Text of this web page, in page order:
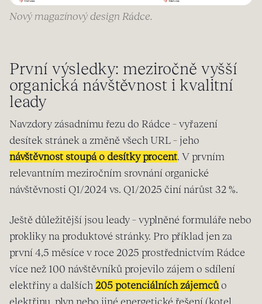
Nový magazínový design Rádce.
První výsledky: meziročně vyšší
organická návštěvnost i kvalitní
leady
Navzdory zásadnímu řezu do Rádce – vyřazení
desítek stránek a změně všech URL – jeho
návštěvnost stoupá o desítky procent. V prvním
relevantním meziročním srovnání organické
návštěvnosti Q1/2024 vs. Q1/2025 činí nárůst 32 %.
Ještě důležitější jsou leady – vyplněné formuláře nebo
prokliky na produktové stránky. Pro příklad jen za
první 4,5 měsíce v roce 2025 prostřednictvím Rádce
více než 100 návštěvníků projevilo zájem o sdílení
elektřiny a dalších 205 potenciálních zájemců o
elektřinu, plyn nebo jiné energetické řešení (kotel,